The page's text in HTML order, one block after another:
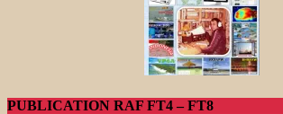
PUBLICATION RAF FT4 – FT8